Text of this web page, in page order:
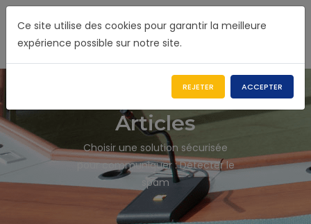
Articles
Choisir une solution sécurisée
pour communiquer : Détecter le
spam
Ce site utilise des cookies pour garantir la meilleure
expérience possible sur notre site.
REJETER ACCEPTER